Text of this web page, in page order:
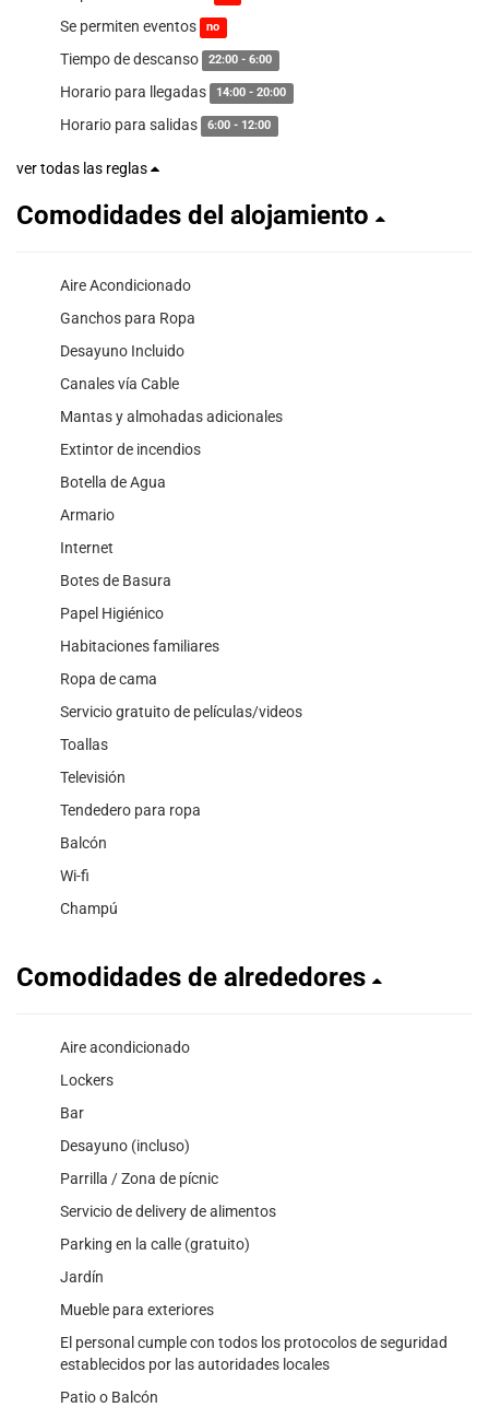
Se permiten eventos no
Tiempo de descanso 22:00 - 6:00
Horario para llegadas 14:00 - 20:00
Horario para salidas 6:00 - 12:00
ver todas las reglas
Comodidades del alojamiento
Aire Acondicionado
Ganchos para Ropa
Desayuno Incluido
Canales vía Cable
Mantas y almohadas adicionales
Extintor de incendios
Botella de Agua
Armario
Internet
Botes de Basura
Papel Higiénico
Habitaciones familiares
Ropa de cama
Servicio gratuito de películas/videos
Toallas
Televisión
Tendedero para ropa
Balcón
Wi-fi
Champú
Comodidades de alrededores
Aire acondicionado
Lockers
Bar
Desayuno (incluso)
Parrilla / Zona de pícnic
Servicio de delivery de alimentos
Parking en la calle (gratuito)
Jardín
Mueble para exteriores
El personal cumple con todos los protocolos de seguridad
establecidos por las autoridades locales
Patio o Balcón